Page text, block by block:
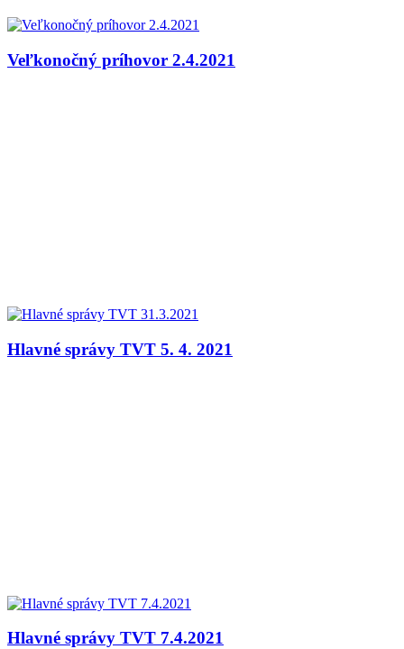
Veľkonočný príhovor 2.4.2021
Hlavné správy TVT 5. 4. 2021
Hlavné správy TVT 7.4.2021